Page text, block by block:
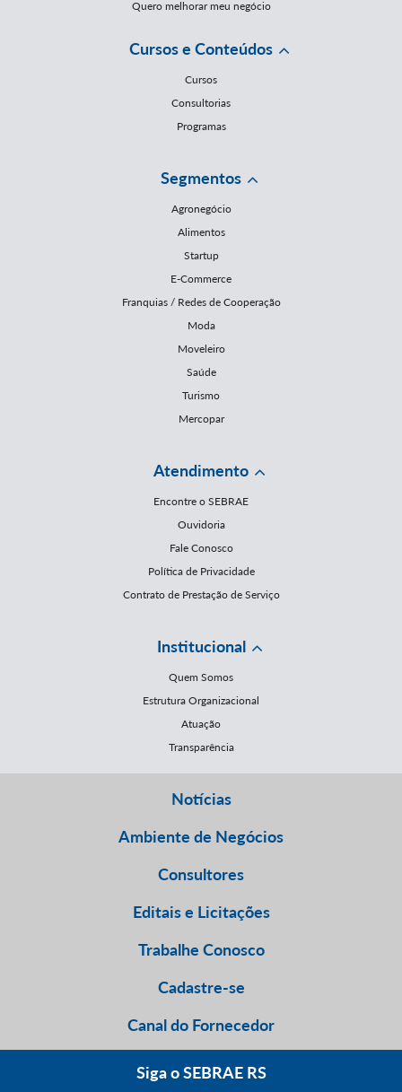
Quero melhorar meu negócio
Cursos e Conteúdos
Cursos
Consultorias
Programas
Segmentos
Agronegócio
Alimentos
Startup
E-Commerce
Franquias / Redes de Cooperação
Moda
Moveleiro
Saúde
Turismo
Mercopar
Atendimento
Encontre o SEBRAE
Ouvidoria
Fale Conosco
Política de Privacidade
Contrato de Prestação de Serviço
Institucional
Quem Somos
Estrutura Organizacional
Atuação
Transparência
Notícias
Ambiente de Negócios
Consultores
Editais e Licitações
Trabalhe Conosco
Cadastre-se
Canal do Fornecedor
Siga o SEBRAE RS